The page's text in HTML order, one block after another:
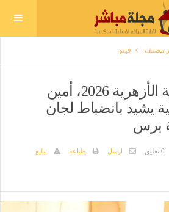
مصنف فيتو
امتحانات الثانوية الأزهرية 2026، أمين
يشيد بانضباط لجان
برس
0 تعليق ارسل طباعة
تبليغ